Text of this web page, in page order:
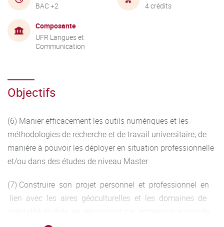
BAC +2
4 crédits
Composante
UFR Langues et
Communication
Objectifs
(6) Manier efficacement les outils numériques et les
méthodologies de recherche et de travail universitaire, de
manière à pouvoir les déployer en situation professionnelle
et/ou dans des études de niveau Master
(7) Construire son projet personnel et professionnel en
lien avec les aires géoculturelles et les domaines de